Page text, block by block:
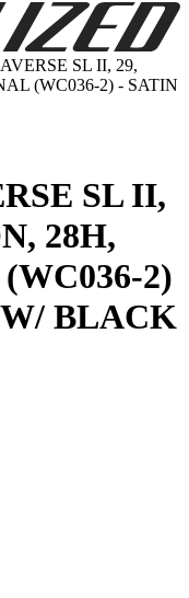
SL II, 29,
(WC036-2) - SATIN
SL II,
28H,
2)
BLACK